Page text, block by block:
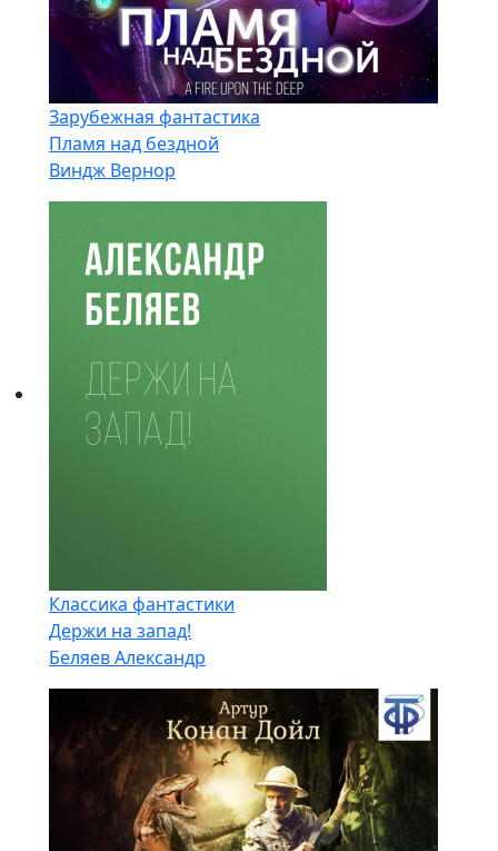
Зарубежная фантастика
Пламя над бездной
Виндж Вернор
Классика фантастики
Держи на запад!
Беляев Александр